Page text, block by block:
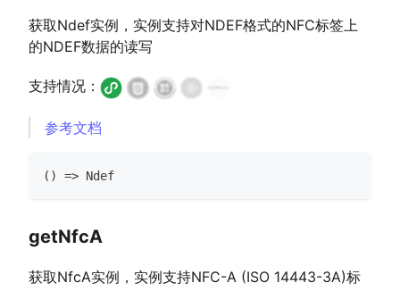
获取Ndef实例，实例支持对NDEF格式的NFC标签上
的NDEF数据的读写
支持情况：
参考文档
( ) => Ndef
getNfcA
获取NfcA实例，实例支持NFC-A (ISO 14443-3A)标